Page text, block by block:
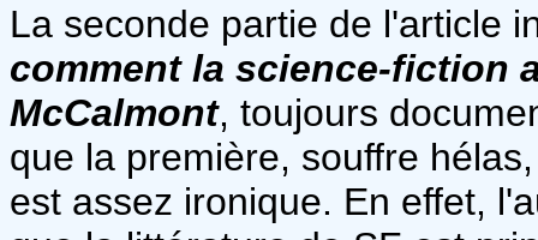
La seconde partie de l'article
comment la science-fiction
McCalmont, toujours
que la première, souffre
est assez ironique. En effet,